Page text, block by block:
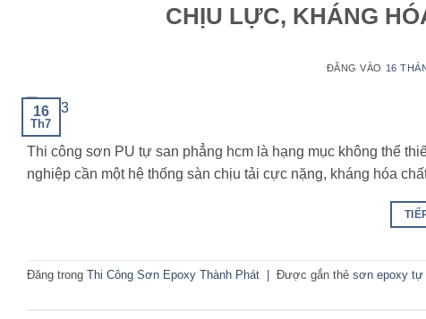
CHỊU LỰC, KHÁNG
ĐĂNG VÀO 16
16
Th7
Thi công sơn PU tự san phẳng hcm là hạng mục không thể
nghiệp cần một hệ thống sàn chịu tải cực nặng, kháng hóa
Đăng trong Thi Công Sơn Epoxy Thành Phát Được gắn thẻ sơn epoxy tự